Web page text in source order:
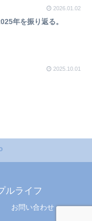
2026.01.02
年を振り返る。
2025.10.01
ルライフ
お問い合わせ